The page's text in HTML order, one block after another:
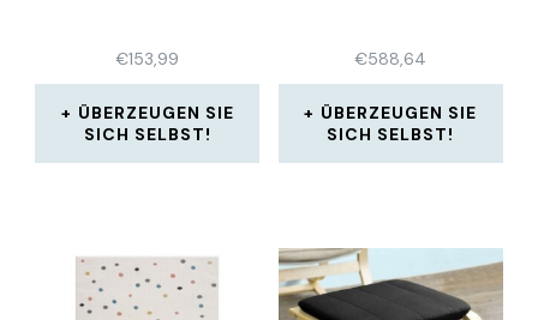
€153,99
ÜBERZEUGEN SIE
SICH SELBST!
€588,64
ÜBERZEUGEN SIE
SICH SELBST!